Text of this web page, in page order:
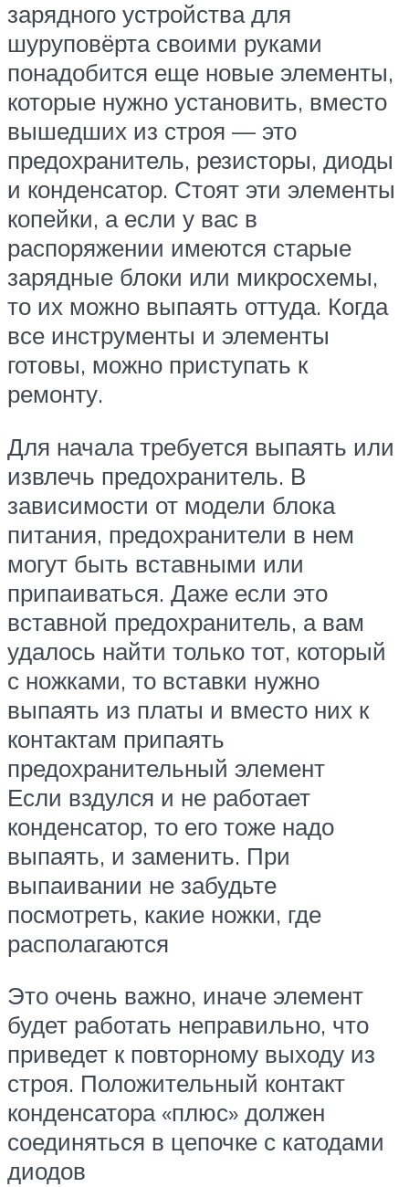
зарядного устройства для
шуруповёрта своими руками
понадобится еще новые элементы,
которые нужно установить, вместо
вышедших из строя — это
предохранитель, резисторы, диоды
и конденсатор. Стоят эти элементы
копейки, а если у вас в
распоряжении имеются старые
зарядные блоки или микросхемы,
то их можно выпаять оттуда. Когда
все инструменты и элементы
готовы, можно приступать к
ремонту.
Для начала требуется выпаять или
извлечь предохранитель. В
зависимости от модели блока
питания, предохранители в нем
могут быть вставными или
припаиваться. Даже если это
вставной предохранитель, а вам
удалось найти только тот, который
с ножками, то вставки нужно
выпаять из платы и вместо них к
контактам припаять
предохранительный элемент
Если вздулся и не работает
конденсатор, то его тоже надо
выпаять, и заменить. При
выпаивании не забудьте
посмотреть, какие ножки, где
располагаются
Это очень важно, иначе элемент
будет работать неправильно, что
приведет к повторному выходу из
строя. Положительный контакт
конденсатора «плюс» должен
соединяться в цепочке с катодами
диодов